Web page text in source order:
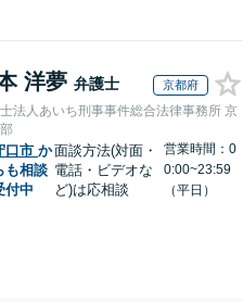
洋夢 弁護士 京都府
法人あいち刑事事件総合法律事務所 京
口市 か
も相談
付中
面談方法(対面・
電話・ビデオな
ど)は応相談
営業時間：0
0:00~23:59
（平日）